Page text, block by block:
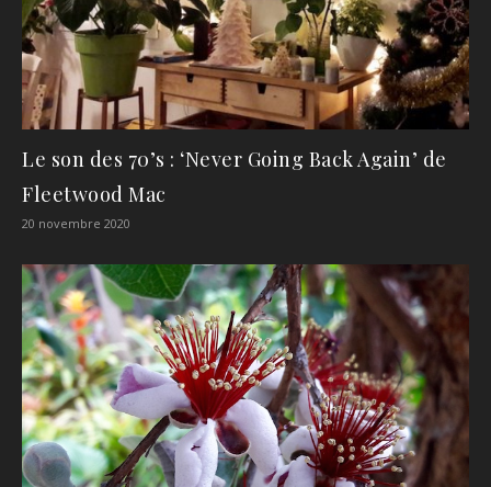
Le son des 70’s : ‘Never Going Back Again’ de
Fleetwood Mac
20 novembre 2020